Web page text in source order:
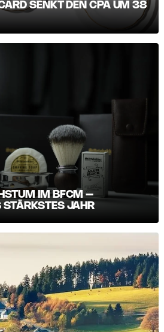
SENKT DEN CPA UM 38
IM BFCM –
STÄRKSTES JAHR